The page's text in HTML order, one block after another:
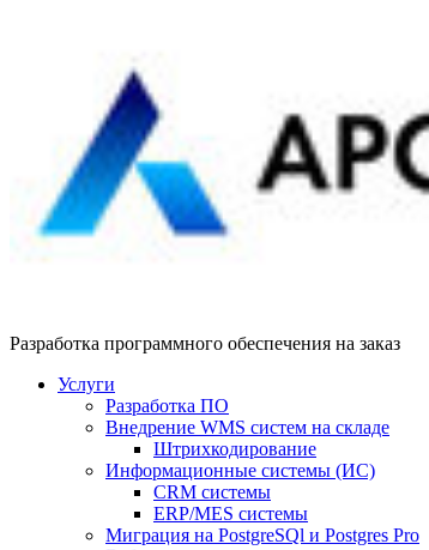
Разработка программного обеспечения на заказ
Услуги
Разработка ПО
Внедрение WMS систем на складе
Штрихкодирование
Информационные системы (ИС)
CRM системы
ERP/MES системы
Миграция на PostgreSQl и Postgres Pro